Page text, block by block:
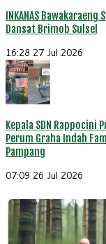
INKANAS
Dansat Brimob Sulsel
16:28 27 Jul 2026
Kepala SDN Rappocini
Perum Graha Indah
Pampang
07:09 26 Jul 2026